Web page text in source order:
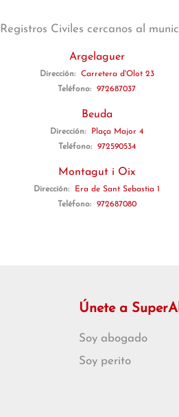
Civiles cercanos al
Argelaguer
Dirección:
Carretera d'Olot 23
Teléfono:
972687037
Beuda
Dirección:
Plaça Major 4
Teléfono:
972590534
Montagut i Oix
Dirección:
Era de Sant Sebastia 1
Teléfono:
972687080
Únete a
Soy abogado
Soy perito